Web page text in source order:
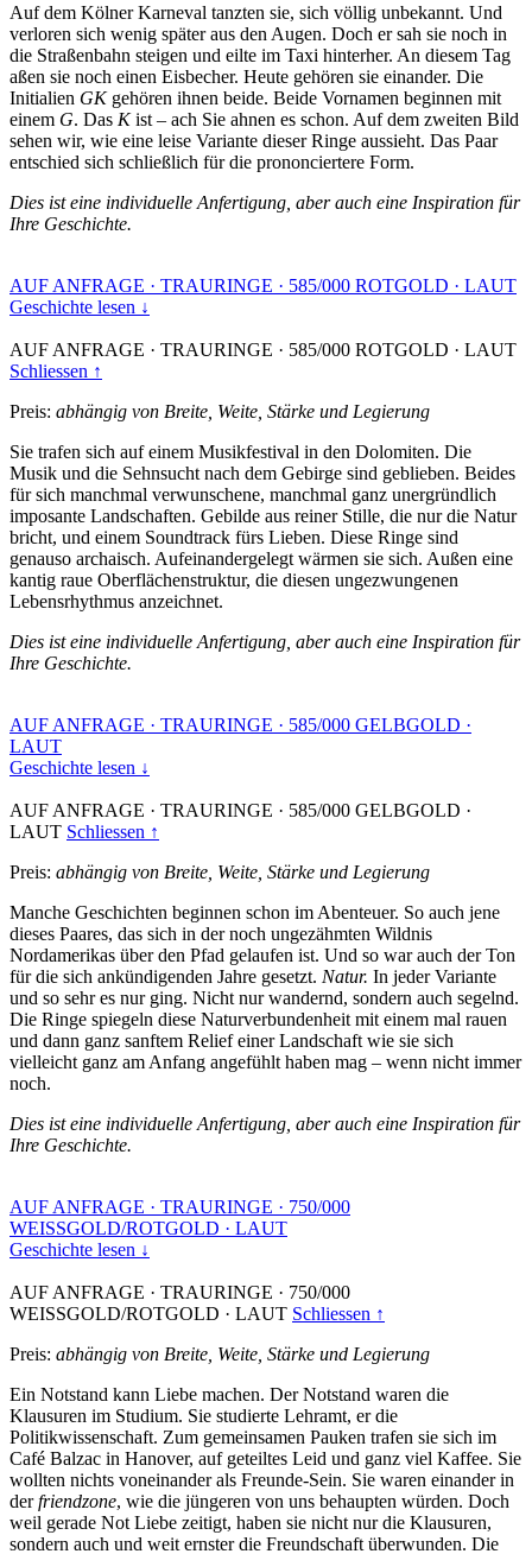
Auf dem Kölner Karneval tanzten sie, sich völlig unbekannt. Und
verloren sich wenig später aus den Augen. Doch er sah sie noch in
die Straßenbahn steigen und eilte im Taxi hinterher. An diesem Tag
aßen sie noch einen Eisbecher. Heute gehören sie einander. Die
Initialien GKgehören ihnen beide. Beide Vornamen beginnen mit
einem G. Das Kist – ach Sie ahnen es schon. Auf dem zweiten Bild
sehen wir, wie eine leise Variante dieser Ringe aussieht. Das Paar
entschied sich schließlich für die prononciertere Form.
Dies ist eine individuelle Anfertigung, aber auch eine Inspiration für
Ihre Geschichte.
AUF ANFRAGE · TRAURINGE · 585/000 ROTGOLD · LAUT
Geschichte lesen ↓
AUF ANFRAGE · TRAURINGE · 585/000 ROTGOLD · LAUT
Schliessen ↑
Preis: abhängig von Breite, Weite, Stärke und Legierung
Sie trafen sich auf einem Musikfestival in den Dolomiten. Die
Musik und die Sehnsucht nach dem Gebirge sind geblieben. Beides
für sich manchmal verwunschene, manchmal ganz unergründlich
imposante Landschaften. Gebilde aus reiner Stille, die nur die Natur
bricht, und einem Soundtrack fürs Lieben. Diese Ringe sind
genauso archaisch. Aufeinandergelegt wärmen sie sich. Außen eine
kantig raue Oberflächenstruktur, die diesen ungezwungenen
Lebensrhythmus anzeichnet.
Dies ist eine individuelle Anfertigung, aber auch eine Inspiration für
Ihre Geschichte.
AUF ANFRAGE · TRAURINGE · 585/000 GELBGOLD ·
LAUT
Geschichte lesen ↓
AUF ANFRAGE · TRAURINGE · 585/000 GELBGOLD ·
LAUT Schliessen ↑
Preis: abhängig von Breite, Weite, Stärke und Legierung
Manche Geschichten beginnen schon im Abenteuer. So auch jene
dieses Paares, das sich in der noch ungezähmten Wildnis
Nordamerikas über den Pfad gelaufen ist. Und so war auch der Ton
für die sich ankündigenden Jahre gesetzt. Natur. In jeder Variante
und so sehr es nur ging. Nicht nur wandernd, sondern auch segelnd.
Die Ringe spiegeln diese Naturverbundenheit mit einem mal rauen
und dann ganz sanftem Relief einer Landschaft wie sie sich
vielleicht ganz am Anfang angefühlt haben mag – wenn nicht immer
noch.
Dies ist eine individuelle Anfertigung, aber auch eine Inspiration für
Ihre Geschichte.
AUF ANFRAGE · TRAURINGE · 750/000
WEISSGOLD/ROTGOLD · LAUT
Geschichte lesen ↓
AUF ANFRAGE · TRAURINGE · 750/000
WEISSGOLD/ROTGOLD · LAUT Schliessen ↑
Preis: abhängig von Breite, Weite, Stärke und Legierung
Ein Notstand kann Liebe machen. Der Notstand waren die
Klausuren im Studium. Sie studierte Lehramt, er die
Politikwissenschaft. Zum gemeinsamen Pauken trafen sie sich im
Café Balzac in Hanover, auf geteiltes Leid und ganz viel Kaffee. Sie
wollten nichts voneinander als Freunde-Sein. Sie waren einander in
derfriendzone, wie die jüngeren von uns behaupten würden. Doch
weil gerade Not Liebe zeitigt, haben sie nicht nur die Klausuren,
sondern auch und weit ernster die Freundschaft überwunden. Die